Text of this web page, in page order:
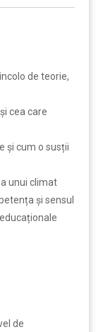
de teorie,
cea care
și cum o susții
unui climat
și sensul
de